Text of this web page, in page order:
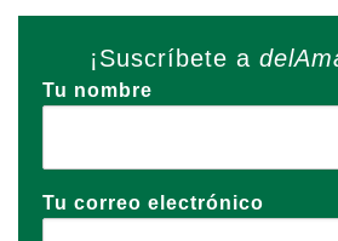
¡Suscríbete a
Tu nombre
Tu correo electrónico